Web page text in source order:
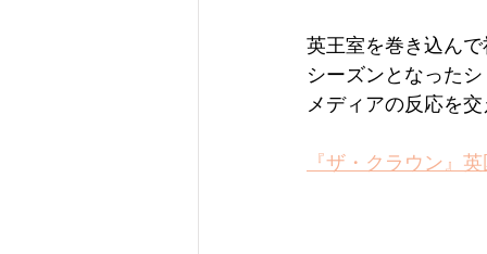
英王室を巻き込ん
シーズンとなった
メディアの反応を
『ザ・クラウン』